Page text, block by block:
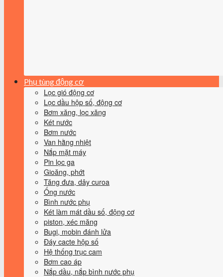
Phụ tùng động cơ
Lọc gió động cơ
Lọc dầu hộp số, động cơ
Bơm xăng, lọc xăng
Két nước
Bơm nước
Van hằng nhiệt
Nắp mặt máy
Pin lọc ga
Gioăng, phớt
Tăng đưa, dây curoa
Ống nước
Bình nước phụ
Két làm mát dầu số, động cơ
piston, xéc măng
Bugi, mobin đánh lửa
Đáy cacte hộp số
Hệ thống trục cam
Bơm cao áp
Nắp dầu, nắp bình nước phụ